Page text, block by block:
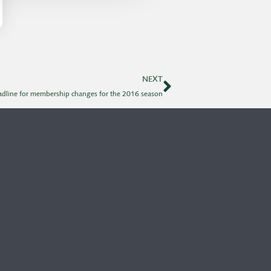
NEXT
for membership changes for the 2016 season